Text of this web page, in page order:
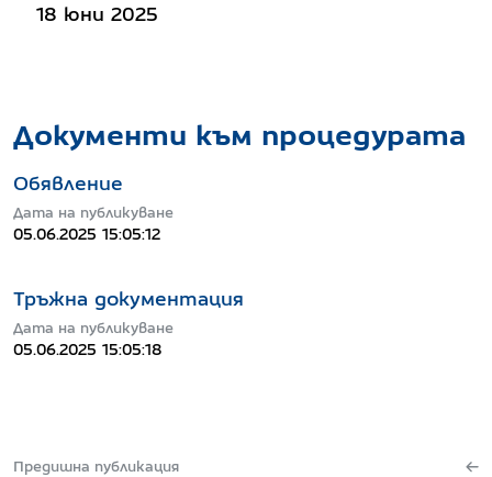
18 юни 2025
Предишна публикация
Документи към процедурата
Обявление
Дата на публикуване
05.06.2025 15:05:12
Тръжна документация
Дата на публикуване
05.06.2025 15:05:18